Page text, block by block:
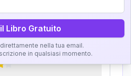
Figlio
Libro Gratuito
nella tua email.
in qualsiasi momento.